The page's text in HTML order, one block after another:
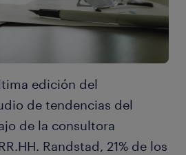
edición del
de tendencias del
de la consultora
Randstad, 21% de los